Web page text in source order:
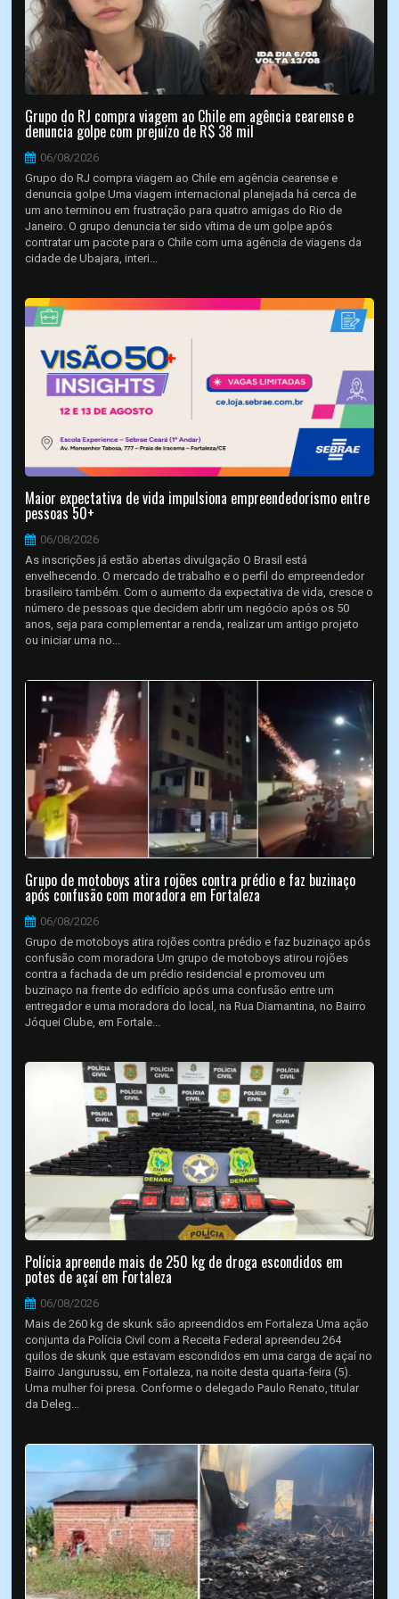
Grupo do RJ compra viagem ao Chile em agência cearense e
denuncia golpe com prejuízo de R$ 38 mil
06/08/2026
Grupo do RJ compra viagem ao Chile em agência cearense e
denuncia golpe Uma viagem internacional planejada há cerca de
um ano terminou em frustração para quatro amigas do Rio de
Janeiro. O grupo denuncia ter sido vítima de um golpe após
contratar um pacote para o Chile com uma agência de viagens da
cidade de Ubajara, interi...
Maior expectativa de vida impulsiona empreendedorismo entre
pessoas 50+
06/08/2026
As inscrições já estão abertas divulgação O Brasil está
envelhecendo. O mercado de trabalho e o perfil do empreendedor
brasileiro também. Com o aumento da expectativa de vida, cresce o
número de pessoas que decidem abrir um negócio após os 50
anos, seja para complementar a renda, realizar um antigo projeto
ou iniciar uma no...
Grupo de motoboys atira rojões contra prédio e faz buzinaço
após confusão com moradora em Fortaleza
06/08/2026
Grupo de motoboys atira rojões contra prédio e faz buzinaço após
confusão com moradora Um grupo de motoboys atirou rojões
contra a fachada de um prédio residencial e promoveu um
buzinaço na frente do edifício após uma confusão entre um
entregador e uma moradora do local, na Rua Diamantina, no Bairro
Jóquei Clube, em Fortale...
Polícia apreende mais de 250 kg de droga escondidos em
potes de açaí em Fortaleza
06/08/2026
Mais de 260 kg de skunk são apreendidos em Fortaleza Uma ação
conjunta da Polícia Civil com a Receita Federal apreendeu 264
quilos de skunk que estavam escondidos em uma carga de açaí no
Bairro Jangurussu, em Fortaleza, na noite desta quarta-feira (5).
Uma mulher foi presa. Conforme o delegado Paulo Renato, titular
da Deleg...